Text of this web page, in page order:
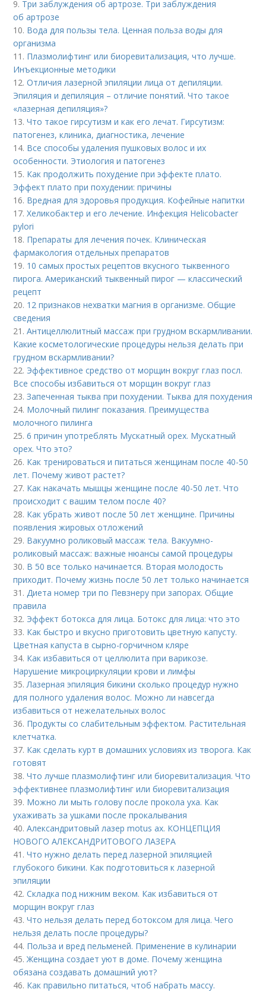
9. Три заблуждения об артрозе. Три заблуждения
об артрозе
10. Вода для пользы тела. Ценная польза воды для
организма
11. Плазмолифтинг или биоревитализация, что лучше.
Инъекционные методики
12.Отличия лазерной эпиляции лица от депиляции.
Эпиляция и депиляция – отличие понятий. Что такое
«лазерная депиляция»?
13.Что такое гирсутизм и как его лечат. Гирсутизм:
патогенез, клиника, диагностика, лечение
14. Все способы удаления пушковых волос и их
особенности. Этиология и патогенез
15. Как продолжить похудение при эффекте плато.
Эффект плато при похудении: причины
16. Вредная для здоровья продукция. Кофейные напитки
17.Хеликобактер и его лечение. Инфекция Helicobacter
pylori
18. Препараты для лечения почек. Клиническая
фармакология отдельных препаратов
19. 10 самых простых рецептов вкусного тыквенного
пирога. Американский тыквенный пирог — классический
рецепт
20. 12 признаков нехватки магния в организме. Общие
сведения
21.Антицеллюлитный массаж при грудном вскармливании.
Какие косметологические процедуры нельзя делать при
грудном вскармливании?
22. Эффективное средство от морщин вокруг глаз посл.
Все способы избавиться от морщин вокруг глаз
23.Запеченная тыква при похудении. Тыква для похудения
24. Молочный пилинг показания. Преимущества
молочного пилинга
25.6 причин употреблять Мускатный орех. Мускатный
орех. Что это?
26. Как тренироваться и питаться женщинам после 40-50
лет. Почему живот растет?
27. Как накачать мышцы женщине после 40-50 лет. Что
происходит с вашим телом после 40?
28. Как убрать живот после 50 лет женщине. Причины
появления жировых отложений
29. Вакуумно роликовый массаж тела. Вакуумно-
роликовый массаж: важные нюансы самой процедуры
30. В 50 все только начинается. Вторая молодость
приходит. Почему жизнь после 50 лет только начинается
31.Диета номер три по Певзнеру при запорах. Общие
правила
32. Эффект ботокса для лица. Ботокс для лица: что это
33. Как быстро и вкусно приготовить цветную капусту.
Цветная капуста в сырно-горчичном кляре
34. Как избавиться от целлюлита при варикозе.
Нарушение микроциркуляции крови и лимфы
35.Лазерная эпиляция бикини сколько процедур нужно
для полного удаления волос. Можно ли навсегда
избавиться от нежелательных волос
36. Продукты со слабительным эффектом. Растительная
клетчатка.
37. Как сделать курт в домашних условиях из творога. Как
готовят
38.Что лучше плазмолифтинг или биоревитализация. Что
эффективнее плазмолифтинг или биоревитализация
39. Можно ли мыть голову после прокола уха. Как
ухаживать за ушками после прокалывания
40.Александритовый лазер motus ax. КОНЦЕПЦИЯ
НОВОГО АЛЕКСАНДРИТОВОГО ЛАЗЕРА
41.Что нужно делать перед лазерной эпиляцией
глубокого бикини. Как подготовиться к лазерной
эпиляции
42.Складка под нижним веком. Как избавиться от
морщин вокруг глаз
43.Что нельзя делать перед ботоксом для лица. Чего
нельзя делать после процедуры?
44. Польза и вред пельменей. Применение в кулинарии
45.Женщина создает уют в доме. Почему женщина
обязана создавать домашний уют?
46. Как правильно питаться, чтоб набрать массу.